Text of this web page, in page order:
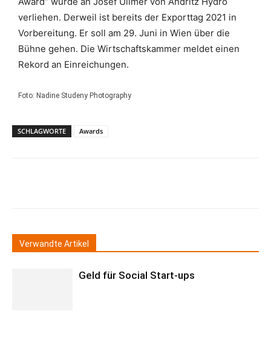
verliehen. Derweil ist bereits der Exporttag 2021 in
Vorbereitung. Er soll am 29. Juni in Wien über die
Bühne gehen. Die Wirtschaftskammer meldet einen
Rekord an Einreichungen.
Foto: Nadine Studeny Photography
SCHLAGWORTE Awards
Verwandte Artikel
Geld für Social Start-ups